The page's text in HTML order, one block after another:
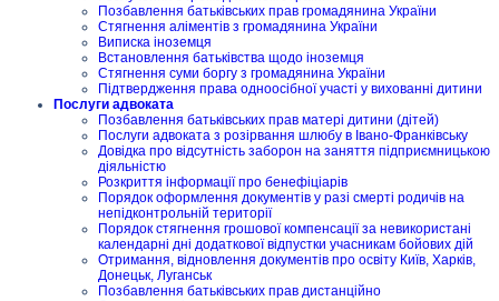
Позбавлення батьківських прав громадянина України
Стягнення аліментів з громадянина України
Виписка іноземця
Встановлення батьківства щодо іноземця
Стягнення суми боргу з громадянина України
Підтвердження права одноосібної участі у вихованні дитини
Послуги адвоката
Позбавлення батьківських прав матері дитини (дітей)
Послуги адвоката з розірвання шлюбу в Івано-Франківську
Довідка про відсутність заборон на заняття підприємницькою
діяльністю
Розкриття інформації про бенефіціарів
Порядок оформлення документів у разі смерті родичів на
непідконтрольній території
Порядок стягнення грошової компенсації за невикористані
календарні дні додаткової відпустки учасникам бойових дій
Отримання, відновлення документів про освіту Київ, Харків,
Донецьк, Луганськ
Позбавлення батьківських прав дистанційно